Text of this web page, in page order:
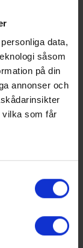
data,
såsom
på din
annonser och
som får
flera meter